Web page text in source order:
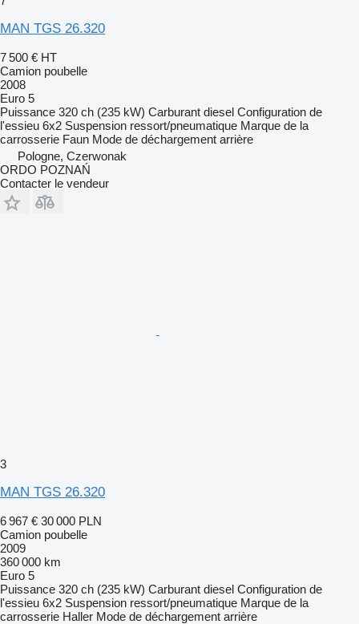
MAN TGS 26.320
7 500 € HT
Camion poubelle
2008
Euro 5
Puissance 320 ch (235 kW) Carburant diesel Configuration de
l'essieu 6x2 Suspension ressort/pneumatique Marque de la
carrosserie Faun Mode de déchargement arrière
Pologne, Czerwonak
ORDO POZNAŃ
Contacter le vendeur
3
MAN TGS 26.320
6 967 € 30 000 PLN
Camion poubelle
2009
360 000 km
Euro 5
Puissance 320 ch (235 kW) Carburant diesel Configuration de
l'essieu 6x2 Suspension ressort/pneumatique Marque de la
carrosserie Haller Mode de déchargement arrière